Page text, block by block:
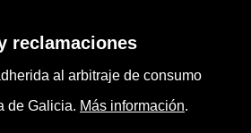
reclamaciones
al arbitraje de consumo
de Galicia. Más información.